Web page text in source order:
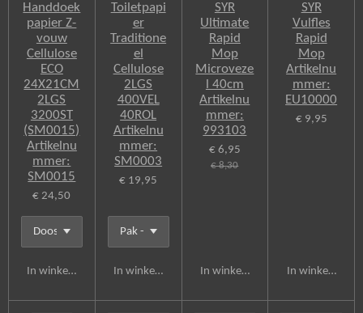
Handdoek
papier Z-
vouw
Cellulose
ECO
24X21CM
2LGS
3200ST
(SM0015)
Artikelnu
mmer:
SM0015
€ 24,50
In winkelwagen
Toiletpapi
er
Traditione
el
Cellulose
2LGS
400VEL
40ROL
Artikelnu
mmer:
SM0003
€ 19,95
In winkelwagen
SYR
Ultimate
Rapid
Mop
Microveze
l 40cm
Artikelnu
mmer:
993103
€ 6,95
€ 8,30
In winkelwagen
SYR
Vulfles
Rapid
Mop
Artikelnu
mmer:
EU10000
€ 9,95
In winkelwagen